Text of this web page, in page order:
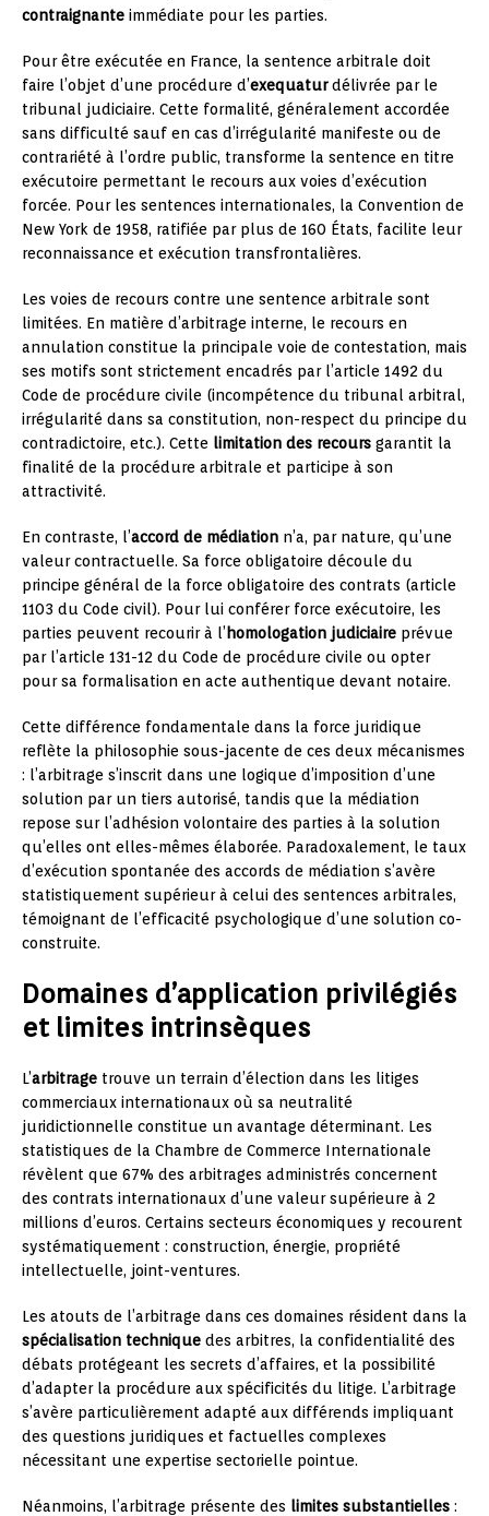
contraignante immédiate pour les parties.
Pour être exécutée en France, la sentence arbitrale doit
faire l’objet d’une procédure d’exequaturdélivrée par le
tribunal judiciaire. Cette formalité, généralement accordée
sans difficulté sauf en cas d’irrégularité manifeste ou de
contrariété à l’ordre public, transforme la sentence en titre
exécutoire permettant le recours aux voies d’exécution
forcée. Pour les sentences internationales, la Convention de
New York de 1958, ratifiée par plus de 160 États, facilite leur
reconnaissance et exécution transfrontalières.
Les voies de recours contre une sentence arbitrale sont
limitées. En matière d’arbitrage interne, le recours en
annulation constitue la principale voie de contestation, mais
ses motifs sont strictement encadrés par l’article 1492 du
Code de procédure civile (incompétence du tribunal arbitral,
irrégularité dans sa constitution, non-respect du principe du
contradictoire, etc.). Cette limitation des recours garantit la
finalité de la procédure arbitrale et participe à son
attractivité.
En contraste, l’accord de médiation n’a, par nature, qu’une
valeur contractuelle. Sa force obligatoire découle du
principe général de la force obligatoire des contrats (article
1103 du Code civil). Pour lui conférer force exécutoire, les
parties peuvent recourir à l’homologation judiciaire prévue
par l’article 131-12 du Code de procédure civile ou opter
pour sa formalisation en acte authentique devant notaire.
Cette différence fondamentale dans la force juridique
reflète la philosophie sous-jacente de ces deux mécanismes
: l’arbitrage s’inscrit dans une logique d’imposition d’une
solution par un tiers autorisé, tandis que la médiation
repose sur l’adhésion volontaire des parties à la solution
qu’elles ont elles-mêmes élaborée. Paradoxalement, le taux
d’exécution spontanée des accords de médiation s’avère
statistiquement supérieur à celui des sentences arbitrales,
témoignant de l’efficacité psychologique d’une solution co-
construite.
Domaines d’application privilégiés
et limites intrinsèques
L’arbitrage trouve un terrain d’élection dans les litiges
commerciaux internationaux où sa neutralité
juridictionnelle constitue un avantage déterminant. Les
statistiques de la Chambre de Commerce Internationale
révèlent que 67% des arbitrages administrés concernent
des contrats internationaux d’une valeur supérieure à 2
millions d’euros. Certains secteurs économiques y recourent
systématiquement : construction, énergie, propriété
intellectuelle, joint-ventures.
Les atouts de l’arbitrage dans ces domaines résident dans la
spécialisation technique des arbitres, la confidentialité des
débats protégeant les secrets d’affaires, et la possibilité
d’adapter la procédure aux spécificités du litige. L’arbitrage
s’avère particulièrement adapté aux différends impliquant
des questions juridiques et factuelles complexes
nécessitant une expertise sectorielle pointue.
Néanmoins, l’arbitrage présente des limites substantielles :